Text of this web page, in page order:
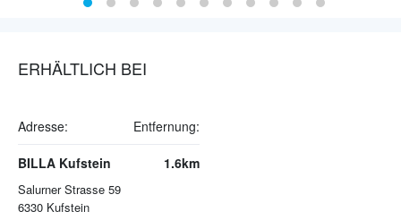
ERHÄLTLICH BEI
Adresse: Entfernung:
BILLA Kufstein
Salurner Strasse 59
6330 Kufstein
1.6km